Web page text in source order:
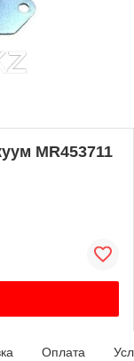
MR453711
Оплата